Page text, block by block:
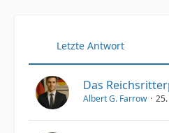
Letzte Antwort
Das
Albert G. Farrow